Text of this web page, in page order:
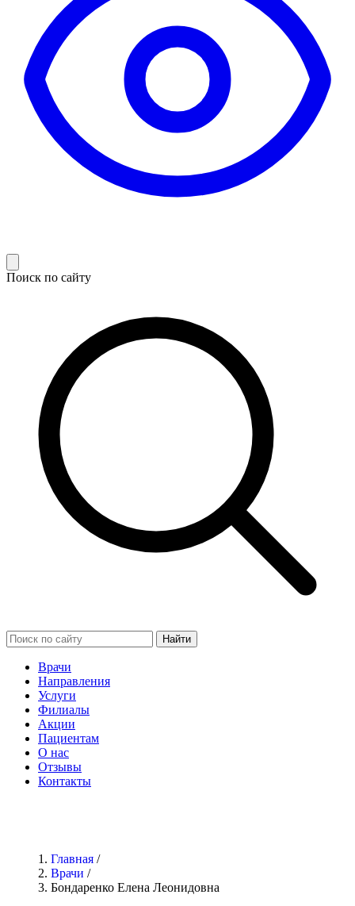
Поиск по сайту
Найти
Врачи
Направления
Услуги
Филиалы
Акции
Пациентам
О нас
Отзывы
Контакты
Главная /
Врачи /
Бондаренко Елена Леонидовна